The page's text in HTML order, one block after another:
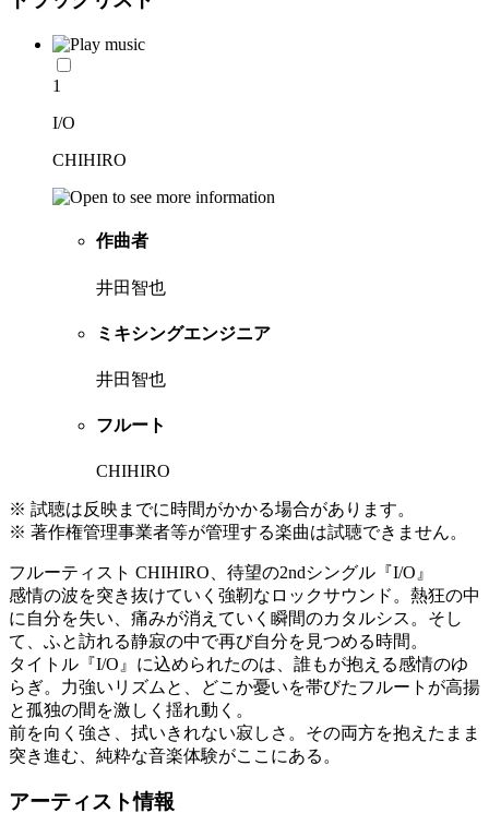
1
I/O
CHIHIRO
作曲者
井田智也
ミキシングエンジニア
井田智也
フルート
CHIHIRO
※ 試聴は反映までに時間がかかる場合があります。
※ 著作権管理事業者等が管理する楽曲は試聴できません。
フルーティスト CHIHIRO、待望の2ndシングル『I/O』
感情の波を突き抜けていく強靭なロックサウンド。熱狂の中
に自分を失い、痛みが消えていく瞬間のカタルシス。そし
て、ふと訪れる静寂の中で再び自分を見つめる時間。
タイトル『I/O』に込められたのは、誰もが抱える感情のゆ
らぎ。力強いリズムと、どこか憂いを帯びたフルートが高揚
と孤独の間を激しく揺れ動く。
前を向く強さ、拭いきれない寂しさ。その両方を抱えたまま
突き進む、純粋な音楽体験がここにある。
アーティスト情報